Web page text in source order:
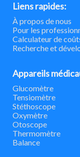
Liens rapides:
À propos de nous
Pour les
Calculateur de
Recherche et
Appareils
Glucomètre
Tensiomètre
Stéthoscope
Oxymètre
Otoscope
Thermomètre
Balance